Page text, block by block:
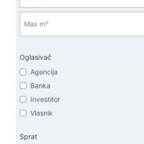
Oglasivač
Agencija
Banka
Investitor
Vlasnik
Sprat